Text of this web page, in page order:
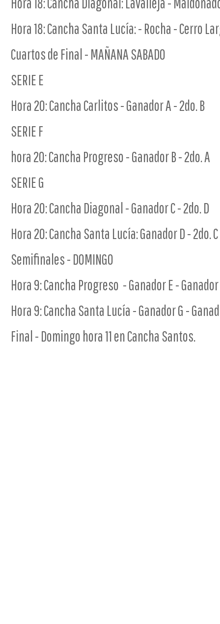
Hora 18: Cancha Santa Lucía: - Rocha - Cerro
Cuartos de Final - MAÑANA SABADO
SERIE E
Hora 20: Cancha Carlitos - Ganador A - 2do. B
SERIE F
hora 20: Cancha Progreso - Ganador B - 2do. A
SERIE G
Hora 20: Cancha Diagonal - Ganador C - 2do. D
Hora 20: Cancha Santa Lucía: Ganador D - 2do. C
Semifinales - DOMINGO
Hora 9: Cancha Progreso - Ganador E -
Hora 9: Cancha Santa Lucía - Ganador G -
Final - Domingo hora 11 en Cancha Santos.